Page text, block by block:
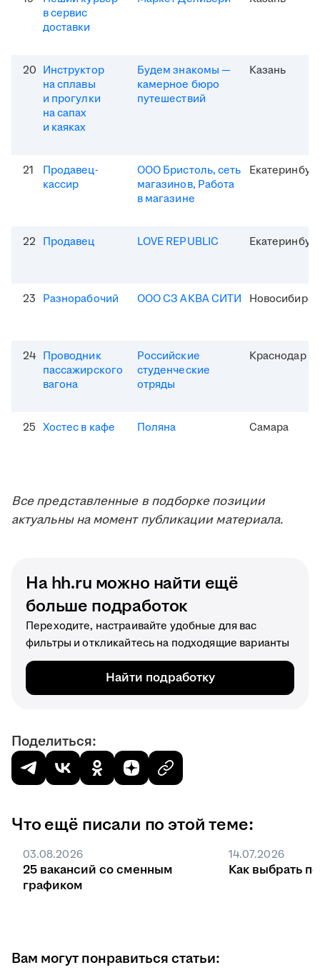
в сервис
доставки
20 Инструктор
на сплавы
и прогулки
на сапах
и каяках
Будем знакомы —
камерное бюро
путешествий
Казань
21
Продавец-
кассир
ООО Бристоль, сеть
магазинов, Работа
в магазине
22 Продавец LOVE REPUBLIC
23 Разнорабочий ООО СЗ АКВА СИТИ Новосибирск
24 Проводник
пассажирского
вагона
Российские
студенческие
отряды
Краснодар
25 Хостес в кафе Поляна Самара
Все представленные в подборке позиции
актуальны на момент публикации материала.
На hh.ru можно найти ещё
больше подработок
Переходите, настраивайте удобные для вас
фильтры и откликайтесь на подходящие варианты
Найти подработку
Поделиться:
Что ещё писали по этой теме:
03.08.2026
25 вакансий со сменным
графиком
14.07.2026
Как выбрать
Вам могут понравиться статьи: